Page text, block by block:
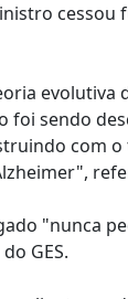
evolutiva
sendo
com
"nunca
GES.